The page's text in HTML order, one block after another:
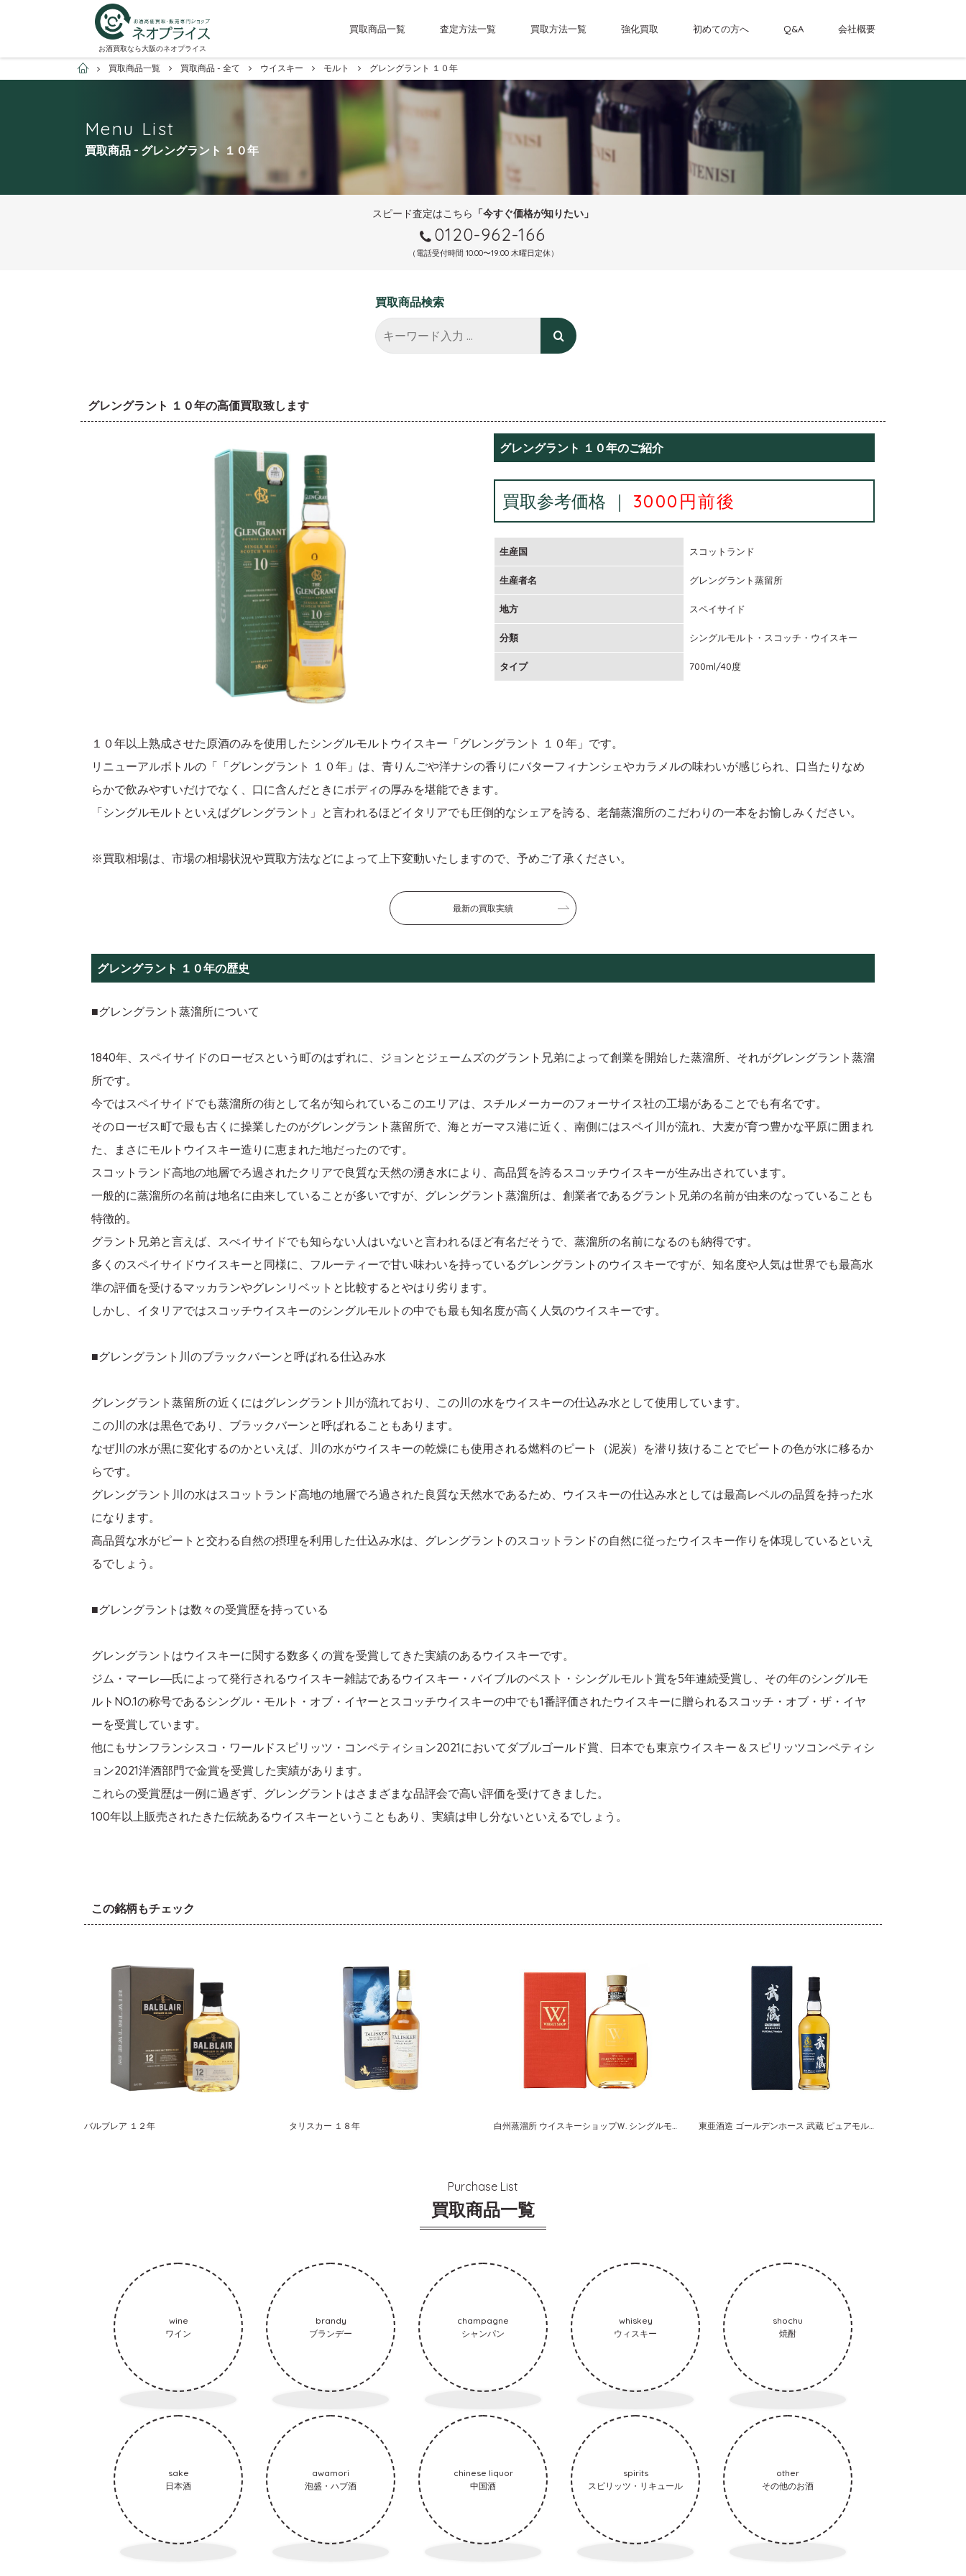
お酒買取なら大阪のネオプライス
買取商品一覧 査定方法一覧 買取方法一覧 強化買取 初めての方へ Q&A 会社概要
お酒買取専門店ネオプライス
買取商品一覧 買取商品 - 全て ウイスキー モルト グレングラント １０年
Menu List
買取商品 - グレングラント １０年
スピード査定はこちら 「今すぐ価格が知りたい」
0120-962-166
（電話受付時間 10:00〜19:00 木曜日定休）
買取商品検索
グレングラント １０年の高価買取致します
グレングラント １０年のご紹介
買取参考価格 ｜ 3000円前後
生産国 スコットランド
生産者名 グレングラント蒸留所
地方 スペイサイド
分類 シングルモルト・スコッチ・ウイスキー
タイプ 700ml/40度
１０年以上熟成させた原酒のみを使用したシングルモルトウイスキー「グレングラント １０年」です。
リニューアルボトルの「「グレングラント １０年」は、青りんごや洋ナシの香りにバターフィナンシェやカラメルの味わいが感じられ、口当たりなめ
らかで飲みやすいだけでなく、口に含んだときにボディの厚みを堪能できます。
「シングルモルトといえばグレングラント」と言われるほどイタリアでも圧倒的なシェアを誇る、老舗蒸溜所のこだわりの一本をお愉しみください。
※買取相場は、市場の相場状況や買取方法などによって上下変動いたしますので、予めご了承ください。
最新の買取実績
グレングラント １０年の歴史
■グレングラント蒸溜所について
1840年、スペイサイドのローゼスという町のはずれに、ジョンとジェームズのグラント兄弟によって創業を開始した蒸溜所、それがグレングラント蒸溜
所です。
今ではスペイサイドでも蒸溜所の街として名が知られているこのエリアは、スチルメーカーのフォーサイス社の工場があることでも有名です。
そのローゼス町で最も古くに操業したのがグレングラント蒸留所で、海とガーマス港に近く、南側にはスペイ川が流れ、大麦が育つ豊かな平原に囲まれ
た、まさにモルトウイスキー造りに恵まれた地だったのです。
スコットランド高地の地層でろ過されたクリアで良質な天然の湧き水により、高品質を誇るスコッチウイスキーが生み出されています。
一般的に蒸溜所の名前は地名に由来していることが多いですが、グレングラント蒸溜所は、創業者であるグラント兄弟の名前が由来のなっていることも
特徴的。
グラント兄弟と言えば、スぺイサイドでも知らない人はいないと言われるほど有名だそうで、蒸溜所の名前になるのも納得です。
多くのスペイサイドウイスキーと同様に、フルーティーで甘い味わいを持っているグレングラントのウイスキーですが、知名度や人気は世界でも最高水
準の評価を受けるマッカランやグレンリベットと比較するとやはり劣ります。
しかし、イタリアではスコッチウイスキーのシングルモルトの中でも最も知名度が高く人気のウイスキーです。
■グレングラント川のブラックバーンと呼ばれる仕込み水
グレングラント蒸留所の近くにはグレングラント川が流れており、この川の水をウイスキーの仕込み水として使用しています。
この川の水は黒色であり、ブラックバーンと呼ばれることもあります。
なぜ川の水が黒に変化するのかといえば、川の水がウイスキーの乾燥にも使用される燃料のピート（泥炭）を潜り抜けることでピートの色が水に移るか
らです。
グレングラント川の水はスコットランド高地の地層でろ過された良質な天然水であるため、ウイスキーの仕込み水としては最高レベルの品質を持った水
になります。
高品質な水がピートと交わる自然の摂理を利用した仕込み水は、グレングラントのスコットランドの自然に従ったウイスキー作りを体現しているといえ
るでしょう。
■グレングラントは数々の受賞歴を持っている
グレングラントはウイスキーに関する数多くの賞を受賞してきた実績のあるウイスキーです。
ジム・マーレ―氏によって発行されるウイスキー雑誌であるウイスキー・バイブルのベスト・シングルモルト賞を5年連続受賞し、その年のシングルモ
ルトNO.1の称号であるシングル・モルト・オブ・イヤーとスコッチウイスキーの中でも1番評価されたウイスキーに贈られるスコッチ・オブ・ザ・イヤ
ーを受賞しています。
他にもサンフランシスコ・ワールドスピリッツ・コンペティション2021においてダブルゴールド賞、日本でも東京ウイスキー＆スピリッツコンペティシ
ョン2021洋酒部門で金賞を受賞した実績があります。
これらの受賞歴は一例に過ぎず、グレングラントはさまざまな品評会で高い評価を受けてきました。
100年以上販売されたきた伝統あるウイスキーということもあり、実績は申し分ないといえるでしょう。
この銘柄もチェック
バルブレア １２年 タリスカー １８年 白州蒸溜所 ウイスキーショップＷ. シングルモルト NO.３ WSO-００３ 東亜酒造 ゴールデンホース 武蔵 ピュアモルトウイスキー
Purchase List
買取商品一覧
wine
ワイン
brandy
ブランデー
champagne
シャンパン
whiskey
ウィスキー
shochu
焼酎
sake
日本酒
awamori
泡盛・ハブ酒
chinese liquor
中国酒
spirits
スピリッツ・リキュール
other
その他のお酒